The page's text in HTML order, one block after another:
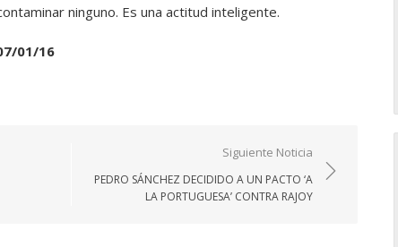
ninguno. Es una actitud inteligente.
01/16
Siguiente Noticia
PEDRO SÁNCHEZ DECIDIDO A UN PACTO ‘A
LA PORTUGUESA’ CONTRA RAJOY